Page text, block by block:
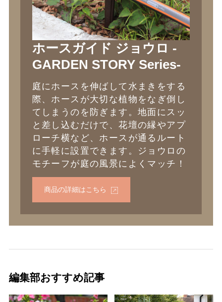
ホースガイド ジョウロ -
GARDEN STORY Series-
庭にホースを伸ばして水まきをする
際、ホースが大切な植物をなぎ倒し
てしまうのを防ぎます。地面にスッ
と差し込むだけで、花壇の縁やアプ
ローチ横など、ホースが通るルート
に手軽に設置できます。ジョウロの
モチーフが庭の風景によくマッチ！
商品の詳細はこちら
編集部おすすめ記事